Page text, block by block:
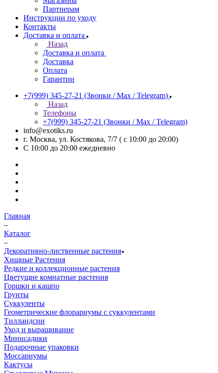
Партнерам
Инструкции по уходу
Контакты
Доставка и оплата
Назад
Доставка и оплата
Доставка
Оплата
Гарантии
+7(999) 345-27-21 (Звонки / Max / Telegram)
Назад
Телефоны
+7(999) 345-27-21 (Звонки / Max / Telegram)
info@exotiks.ru
г. Москва, ул. Костякова, 7/7 ( с 10:00 до 20:00)
С 10:00 до 20:00 ежедневно
Главная
–
Каталог
–
Декоративно-лиственные растения
Хищные Растения
Редкие и коллекционные растения
Цветущие комнатные растения
Горшки и кашпо
Грунты
Суккуленты
Геометрические флорариумы с суккулентами
Тилландсии
Уход и выращивание
Минисадики
Подарочные упаковки
Моссариумы
Кактусы